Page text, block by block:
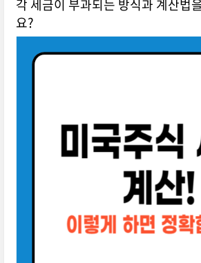
각 세금이 부과되는 방식과 계산법
요?